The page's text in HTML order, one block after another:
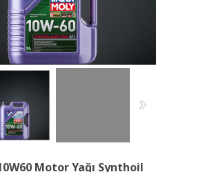
Motor Yağı Synthoil